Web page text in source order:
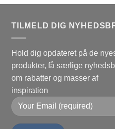
TILMELD DIG
Hold dig opdateret på de
produkter, få særlige
om rabatter og masser af
inspiration